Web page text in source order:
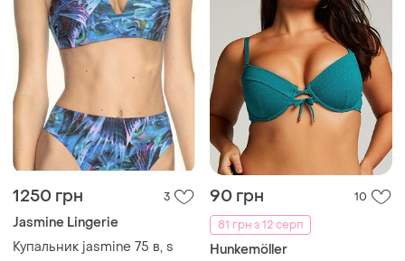
1250 грн 3
Jasmine Lingerie
Купальник jasmine 75 в, s
90 грн
10
81 грн з 12 серп
Hunkemöller